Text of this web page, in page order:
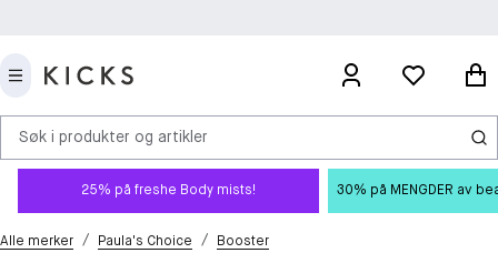
Søk i produkter og artikler
25% på freshe Body mists! 30% på MENGDER av
Alle merker / Paula's Choice / Booster